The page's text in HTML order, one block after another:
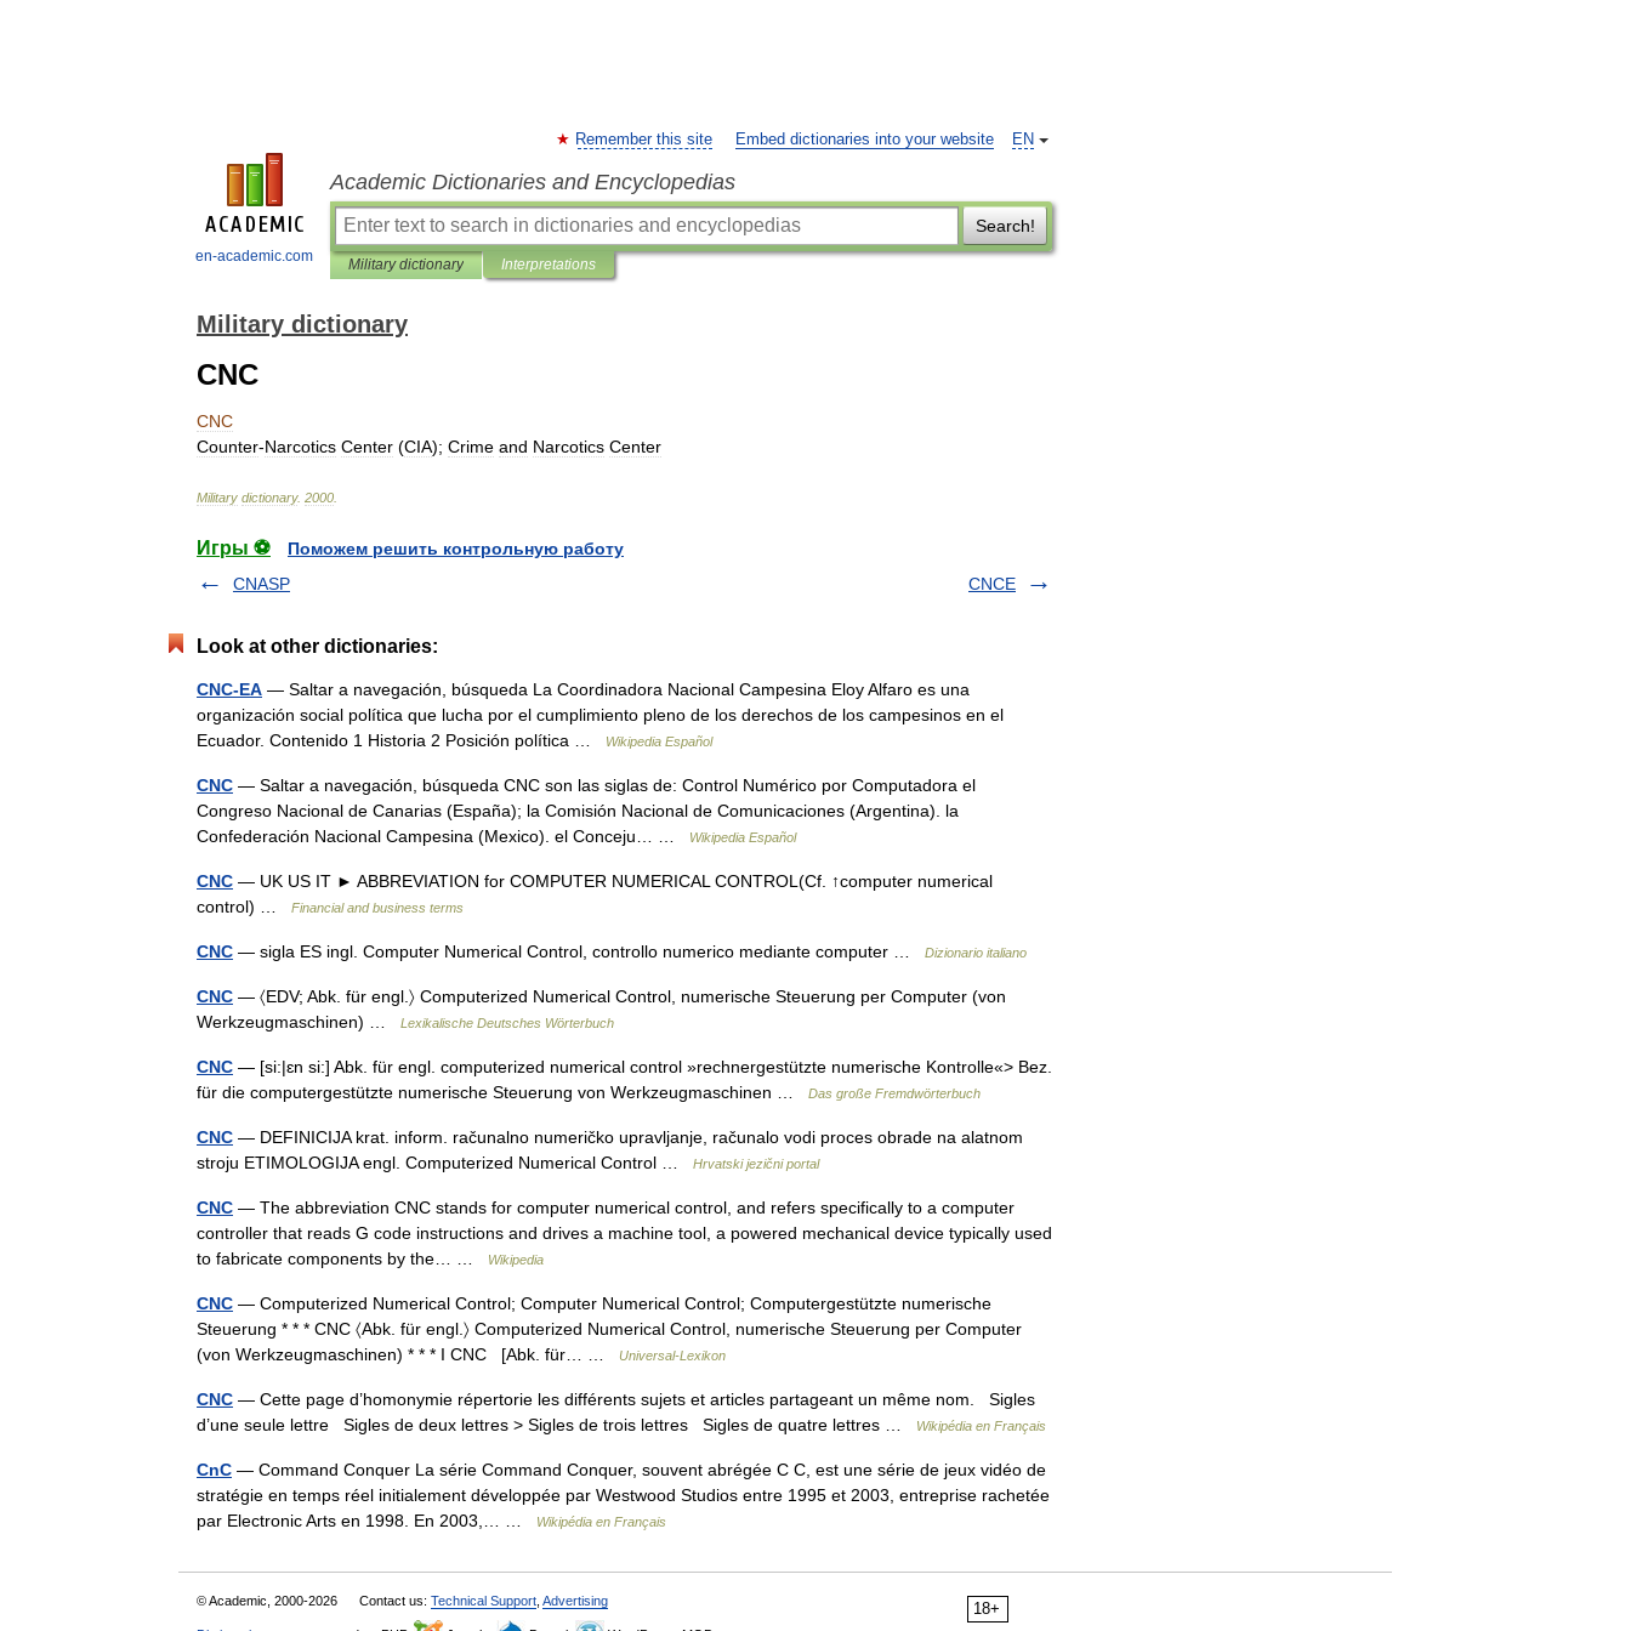
en-academic.com
EN
Remember this site Embed dictionaries into your website
Academic Dictionaries and Encyclopedias
Search!
Military dictionary Interpretations
Military dictionary
CNC
CNC
Counter-Narcotics Center (CIA); Crime and Narcotics Center
Military dictionary. 2000
Игры ⚽
Поможем решить контрольную работу
CNASP
CNCE
Look at other dictionaries:
CNC-EA — Saltar a navegación, búsqueda La Coordinadora Nacional Campesina Eloy Alfaro es una
organización social política que lucha por el cumplimiento pleno de los derechos de los campesinos en el
Ecuador. Contenido 1 Historia 2 Posición política …
Wikipedia Español
CNC — Saltar a navegación, búsqueda CNC son las siglas de: Control Numérico por Computadora el
Congreso Nacional de Canarias (España); la Comisión Nacional de Comunicaciones (Argentina). la
Confederación Nacional Campesina (Mexico). el Conceju… …
Wikipedia Español
CNC — UK US IT ► ABBREVIATION for COMPUTER NUMERICAL CONTROL(Cf. ↑computer numerical
control) …
Financial and business terms
CNC — sigla ES ingl. Computer Numerical Control, controllo numerico mediante computer … Dizionario italiano
CNC — 〈EDV; Abk. für engl.〉 Computerized Numerical Control, numerische Steuerung per Computer (von
Werkzeugmaschinen) …
Lexikalische Deutsches Wörterbuch
CNC — [si:|ɛn si:] Abk. für engl. computerized numerical control »rechnergestützte numerische Kontrolle«> Bez.
für die computergestützte numerische Steuerung von Werkzeugmaschinen …
Das große Fremdwörterbuch
CNC — DEFINICIJA krat. inform. računalno numeričko upravljanje, računalo vodi proces obrade na alatnom
stroju ETIMOLOGIJA engl. Computerized Numerical Control …
Hrvatski jezični portal
CNC — The abbreviation CNC stands for computer numerical control, and refers specifically to a computer
controller that reads G code instructions and drives a machine tool, a powered mechanical device typically used
to fabricate components by the… …
Wikipedia
CNC — Computerized Numerical Control; Computer Numerical Control; Computergestützte numerische
Steuerung * * * CNC 〈Abk. für engl.〉 Computerized Numerical Control, numerische Steuerung per Computer
(von Werkzeugmaschinen) * * * I CNC [Abk. für… …
Universal-Lexikon
CNC — Cette page d’homonymie répertorie les différents sujets et articles partageant un même nom. Sigles
d’une seule lettre Sigles de deux lettres > Sigles de trois lettres Sigles de quatre lettres …
Wikipédia en Français
CnC — Command Conquer La série Command Conquer, souvent abrégée C C, est une série de jeux vidéo de
stratégie en temps réel initialement développée par Westwood Studios entre 1995 et 2003, entreprise rachetée
par Electronic Arts en 1998. En 2003,… …
Wikipédia en Français
18+
© Academic, 2000-2026 Contact us: Technical Support Advertising